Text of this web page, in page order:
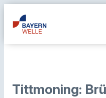
Tittmoning: